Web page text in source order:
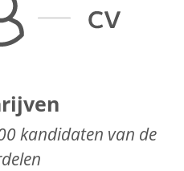
kandidaten van de